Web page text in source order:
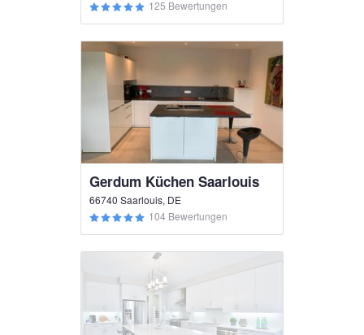
125 Bewertungen
Gerdum Küchen Saarlouis
66740 Saarlouis, DE
104 Bewertungen